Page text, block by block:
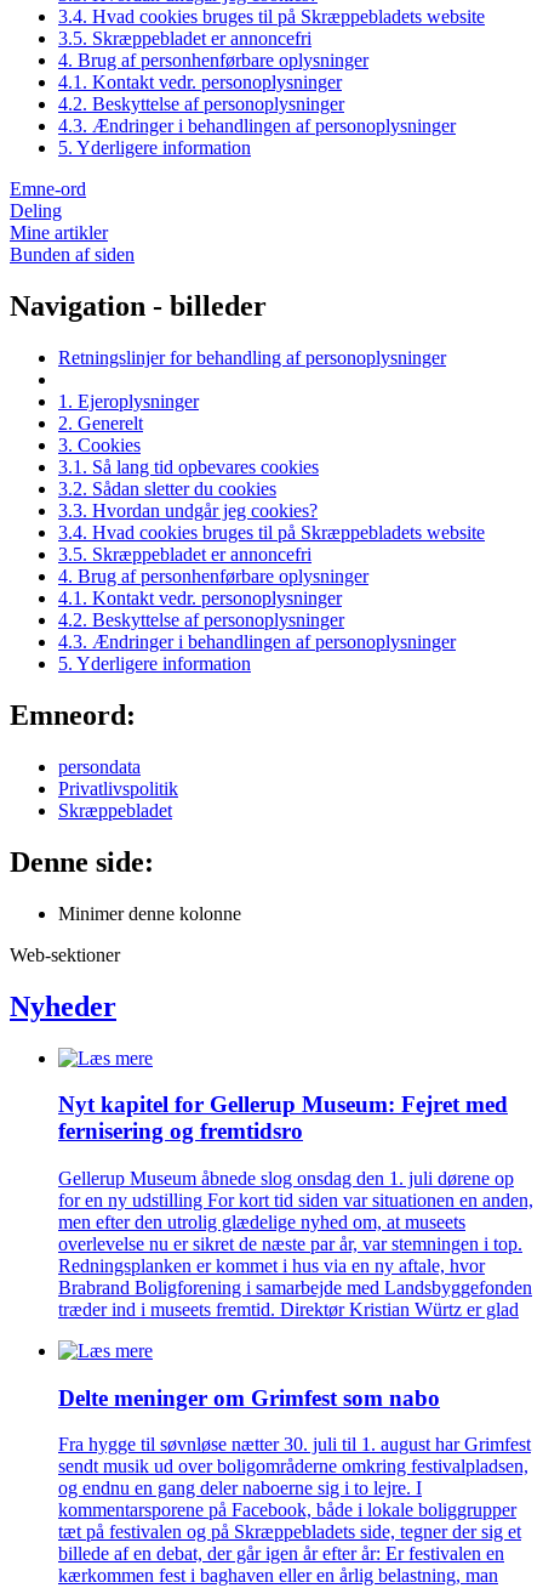
3.4. Hvad cookies bruges til på Skræppebladets website
3.5. Skræppebladet er annoncefri
4. Brug af personhenførbare oplysninger
4.1. Kontakt vedr. personoplysninger
4.2. Beskyttelse af personoplysninger
4.3. Ændringer i behandlingen af personoplysninger
5. Yderligere information
Emne-ord
Deling
Mine artikler
Bunden af siden
Navigation - billeder
Retningslinjer for behandling af personoplysninger
1. Ejeroplysninger
2. Generelt
3. Cookies
3.1. Så lang tid opbevares cookies
3.2. Sådan sletter du cookies
3.3. Hvordan undgår jeg cookies?
3.4. Hvad cookies bruges til på Skræppebladets website
3.5. Skræppebladet er annoncefri
4. Brug af personhenførbare oplysninger
4.1. Kontakt vedr. personoplysninger
4.2. Beskyttelse af personoplysninger
4.3. Ændringer i behandlingen af personoplysninger
5. Yderligere information
Emneord:
persondata
Privatlivspolitik
Skræppebladet
Denne side:
Minimer denne kolonne
Web-sektioner
Nyheder
Nyt kapitel for Gellerup Museum: Fejret med
fernisering og fremtidsro
Gellerup Museum åbnede slog onsdag den 1. juli dørene op
for en ny udstilling For kort tid siden var situationen en anden,
men efter den utrolig glædelige nyhed om, at museets
overlevelse nu er sikret de næste par år, var stemningen i top.
Redningsplanken er kommet i hus via en ny aftale, hvor
Brabrand Boligforening i samarbejde med Landsbyggefonden
træder ind i museets fremtid. Direktør Kristian Würtz er glad
Delte meninger om Grimfest som nabo
Fra hygge til søvnløse nætter 30. juli til 1. august har Grimfest
sendt musik ud over boligområderne omkring festivalpladsen,
og endnu en gang deler naboerne sig i to lejre. I
kommentarsporene på Facebook, både i lokale boliggrupper
tæt på festivalen og på Skræppebladets side, tegner der sig et
billede af en debat, der går igen år efter år: Er festivalen en
kærkommen fest i baghaven eller en årlig belastning, man